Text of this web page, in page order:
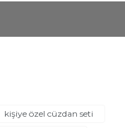
kişiye özel cüzdan seti